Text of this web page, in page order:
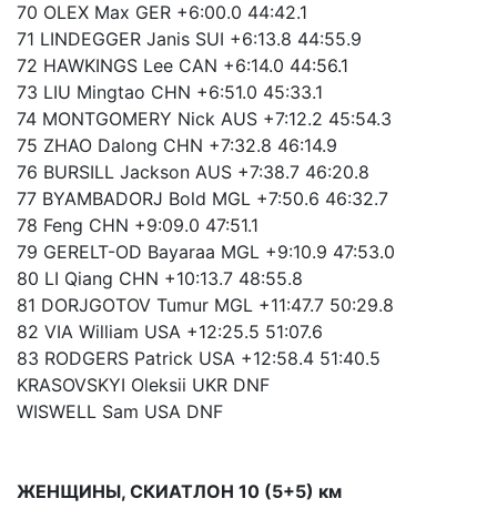
70 OLEX Max GER +6:00.0 44:42.1
71 LINDEGGER Janis SUI +6:13.8 44:55.9
72 HAWKINGS Lee CAN +6:14.0 44:56.1
73 LIU Mingtao CHN +6:51.0 45:33.1
74 MONTGOMERY Nick AUS +7:12.2 45:54.3
75 ZHAO Dalong CHN +7:32.8 46:14.9
76 BURSILL Jackson AUS +7:38.7 46:20.8
77 BYAMBADORJ Bold MGL +7:50.6 46:32.7
78 Feng CHN +9:09.0 47:51.1
79 GERELT-OD Bayaraa MGL +9:10.9 47:53.0
80 LI Qiang CHN +10:13.7 48:55.8
81 DORJGOTOV Tumur MGL +11:47.7 50:29.8
82 VIA William USA +12:25.5 51:07.6
83 RODGERS Patrick USA +12:58.4 51:40.5
KRASOVSKYI Oleksii UKR DNF
WISWELL Sam USA DNF
ЖЕНЩИНЫ, СКИАТЛОН 10 (5+5) км